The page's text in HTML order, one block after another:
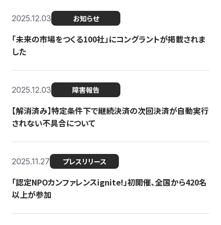
2025.12.03 お知らせ
「未来の市場をつくる100社」にコングラントが掲載されま
した
2025.12.03 障害報告
【解消済み】特定条件下で継続決済の次回決済が自動実行
されない不具合について
2025.11.27 プレスリリース
「認定NPOカンファレンスignite!」初開催、全国から420名
以上が参加